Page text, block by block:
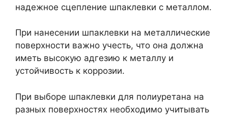
надежное сцепление шпаклевки с металлом.
При нанесении шпаклевки на металлические
поверхности важно учесть, что она должна
иметь высокую адгезию к металлу и
устойчивость к коррозии.
При выборе шпаклевки для полиуретана на
разных поверхностях необходимо учитывать